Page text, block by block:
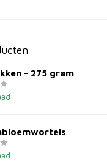
- 275 gram